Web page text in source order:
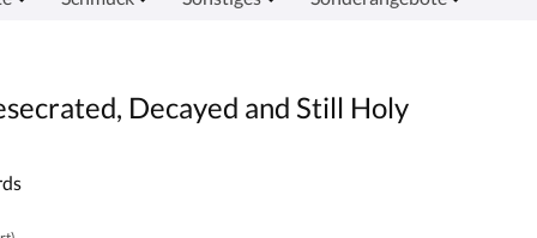
Decayed and Still Holy